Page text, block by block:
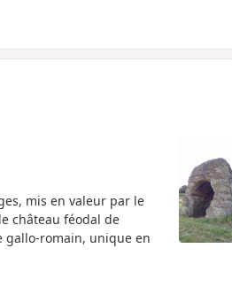
mis en valeur par le
château féodal de
gallo-romain, unique en